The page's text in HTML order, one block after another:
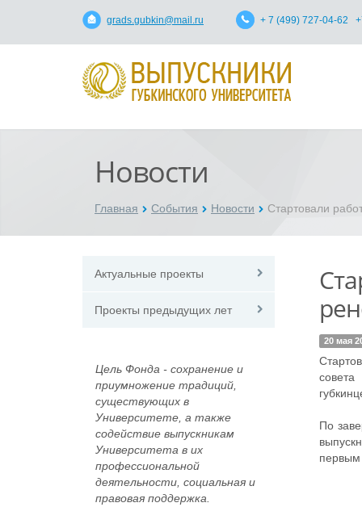
grads.gubkin@mail.ru + 7 (499) 727-04-62
Новости
Главная События Новости Стартовали
Актуальные проекты
Проекты предыдущих лет
Цель Фонда - сохранение и
приумножение традиций,
существующих в
Университете, а также
содействие выпускникам
Университета в их
профессиональной
деятельности, социальная и
правовая поддержка.
20 мая
По
первым